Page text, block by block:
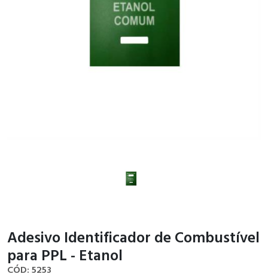
Adesivo Identificador de Combustível
para PPL - Etanol
CÓD: 5253